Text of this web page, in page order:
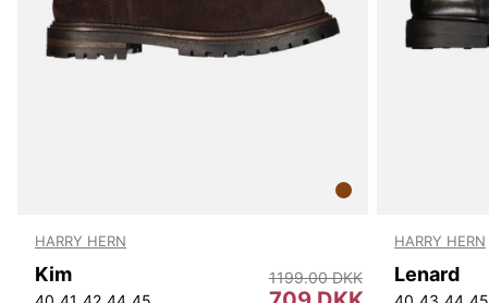
HARRY HERN
Kim 1199.00 DKK
HARRY HERN
Lenard